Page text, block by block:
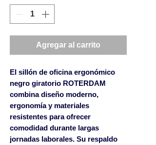
Agregar al carrito
El sillón de oficina ergonómico
negro giratorio ROTERDAM
combina diseño moderno,
ergonomía y materiales
resistentes para ofrecer
comodidad durante largas
jornadas laborales. Su respaldo